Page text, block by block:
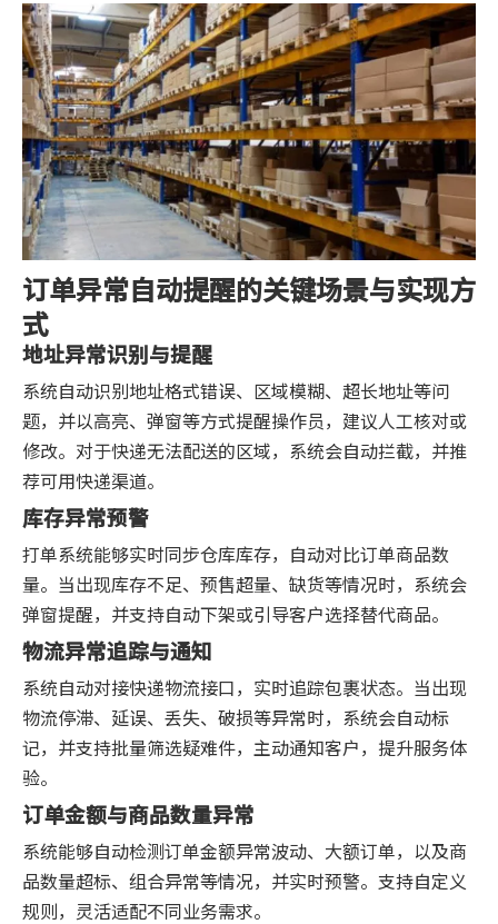
订单异常自动提醒的关键场景与实现方
式
地址异常识别与提醒
系统自动识别地址格式错误、区域模糊、超长地址等问
题，并以高亮、弹窗等方式提醒操作员，建议人工核对或
修改。对于快递无法配送的区域，系统会自动拦截，并推
荐可用快递渠道。
库存异常预警
打单系统能够实时同步仓库库存，自动对比订单商品数
量。当出现库存不足、预售超量、缺货等情况时，系统会
弹窗提醒，并支持自动下架或引导客户选择替代商品。
物流异常追踪与通知
系统自动对接快递物流接口，实时追踪包裹状态。当出现
物流停滞、延误、丢失、破损等异常时，系统会自动标
记，并支持批量筛选疑难件，主动通知客户，提升服务体
验。
订单金额与商品数量异常
系统能够自动检测订单金额异常波动、大额订单，以及商
品数量超标、组合异常等情况，并实时预警。支持自定义
规则，灵活适配不同业务需求。